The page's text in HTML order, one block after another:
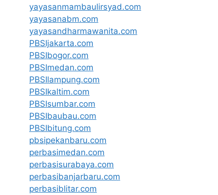
yayasanmambaulirsyad.com
yayasanabm.com
yayasandharmawanita.com
PBSIjakarta.com
PBSIbogor.com
PBSImedan.com
PBSIlampung.com
PBSIkaltim.com
PBSIsumbar.com
PBSIbaubau.com
PBSIbitung.com
pbsipekanbaru.com
perbasimedan.com
perbasisurabaya.com
perbasibanjarbaru.com
perbasiblitar.com